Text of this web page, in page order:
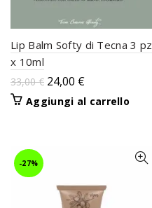
Lip Balm Softy di Tecna 3 pz
x 10ml
33,00€ 24,00 €
Aggiungi al carrello
-27%